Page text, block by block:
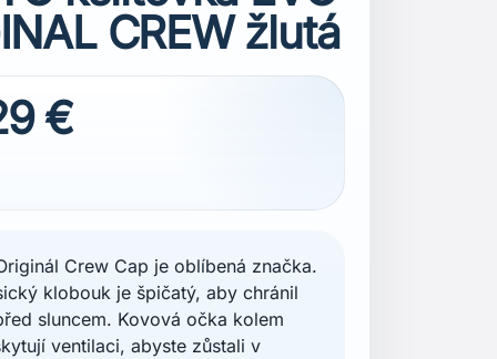
CREW žlutá
€
Crew Cap je oblíbená značka.
klobouk je špičatý, aby chránil
sluncem. Kovová očka kolem
ventilaci, abyste zůstali v